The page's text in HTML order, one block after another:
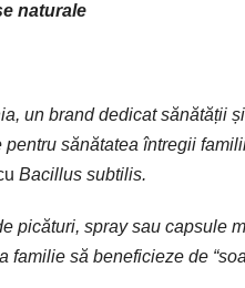
naturale
un brand dedicat sănătății
sănătatea întregii
Bacillus subtilis.
picături, spray sau capsule
să beneficieze de